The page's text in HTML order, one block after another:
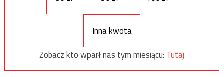
Inna kwota
Zobacz kto wparł nas tym miesiącu: Tutaj